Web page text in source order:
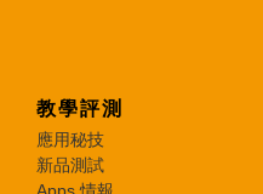
教學評測
應用秘技
新品測試